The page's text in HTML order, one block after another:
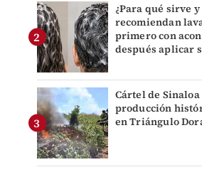
¿Para qué sirve
recomiendan
primero con
después aplicar
Cártel de
producción
en Triángulo